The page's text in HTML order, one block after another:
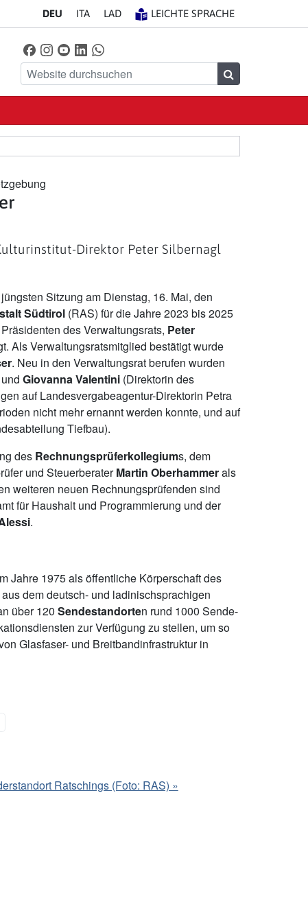
DEU ITA LAD LEICHTE SPRACHE
Finde uns auf
Facebook
Instagram
YouTube
LinkedInWhatsApp
Website durchsuchen
Direktor Peter Silbernagl
Sitzung am Dienstag, 16. Mai, den
Südtirol(RAS) für die Jahre 2023 bis 2025
des Verwaltungsrats, Peter
Als Verwaltungsratsmitglied bestätigt wurde
. Neu in den Verwaltungsrat berufen wurden
und Giovanna Valentini(Direktorin des
auf Landesvergabeagentur-Direktorin Petra
nicht mehr ernannt werden konnte, und auf
Tiefbau).
des Rechnungsprüferkollegiums, dem
und SteuerberaterMartin Oberhammerals
weiteren neuen Rechnungsprüfenden sind
für Haushalt und Programmierung und der
.
Jahre 1975 als öffentliche Körperschaft des
dem deutsch- und ladinischsprachigen
über 120 Sendestandorten rund 1000 Sende-
zur Verfügung zu stellen, um so
Glasfaser- und Breitbandinfrastruktur in
Ratschings (Foto: RAS) »